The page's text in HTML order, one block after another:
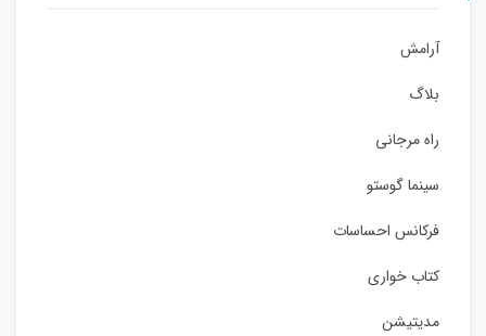
آرامش
بلاگ
راه مرجانی
سینما گوستو
فرکانس احساسات
کتاب خواری
مدیتیشن